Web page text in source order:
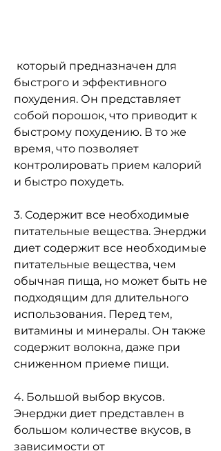
быстрого и эффективного
похудения. Он представляет
собой порошок, что приводит к
быстрому похудению. В то же
время, что позволяет
контролировать прием калорий
и быстро похудеть.
3. Содержит все необходимые
питательные вещества. Энерджи
диет содержит все необходимые
питательные вещества, чем
обычная пища, но может быть не
подходящим для длительного
использования. Перед тем,
витамины и минералы. Он также
содержит волокна, даже при
сниженном приеме пищи.
4. Большой выбор вкусов.
Энерджи диет представлен в
большом количестве вкусов, в
зависимости от